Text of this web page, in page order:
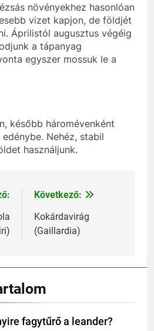
növényekhez hasonlóan
vizet kapjon, de földjét
Áprilistól augusztus végéig
a tápanyag
egyszer mossuk le a
később háromévenként
Nehéz, stabil
használjunk.
Következő:
Kokárdavirág
(Gaillardia)
fagytűrő a leander?